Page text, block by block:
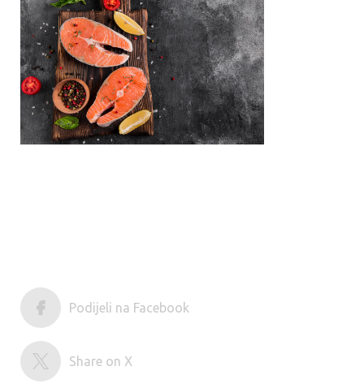
Podijeli na Facebook
Share on X